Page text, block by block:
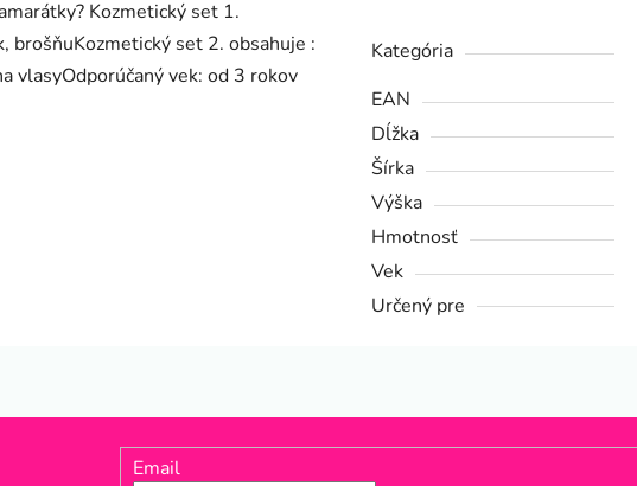
Kozmetický set 1.
brošňuKozmetický set 2. obsahuje :
vlasyOdporúčaný vek: od 3 rokov
Kategória
EAN
Dĺžka
Šírka
Výška
Hmotnosť
Vek
Určený pre
Email